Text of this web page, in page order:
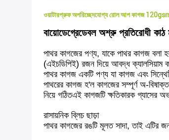
ওয়াটারপ্রুফ অপরিচ্ছেদযোগ্য রোল আপ কাগজ
বায়োডেগ্রেডেবল অশ্রু প্রতিরোধী
পাথর কাগজের পণ্য, যাকে পাথর কাগজ বলা
(এইচডিপিই) রজন দিয়ে আবদ্ধ ক্যালসিয়াম
পাথর কাগজ একটি পণ্য যা কাগজ এবং
পাথরের কাগজ হ'ল কাগজের সম্পূর্ণ অ-
নিয়ে গঠিতএই কাগজটি ক্ষতিকারক গ্যাসের
রাসায়নিক ব্লিচ ছাড়া
পাথর কাগজের রঙটি মূলত সাদা, তাই এটির